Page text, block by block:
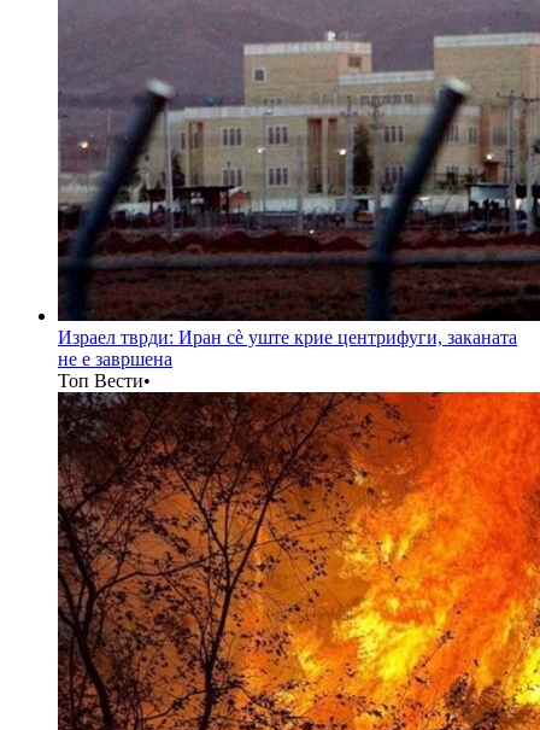
Израел тврди: Иран сè уште крие центрифуги, заканата
не е завршена
Топ Вести•